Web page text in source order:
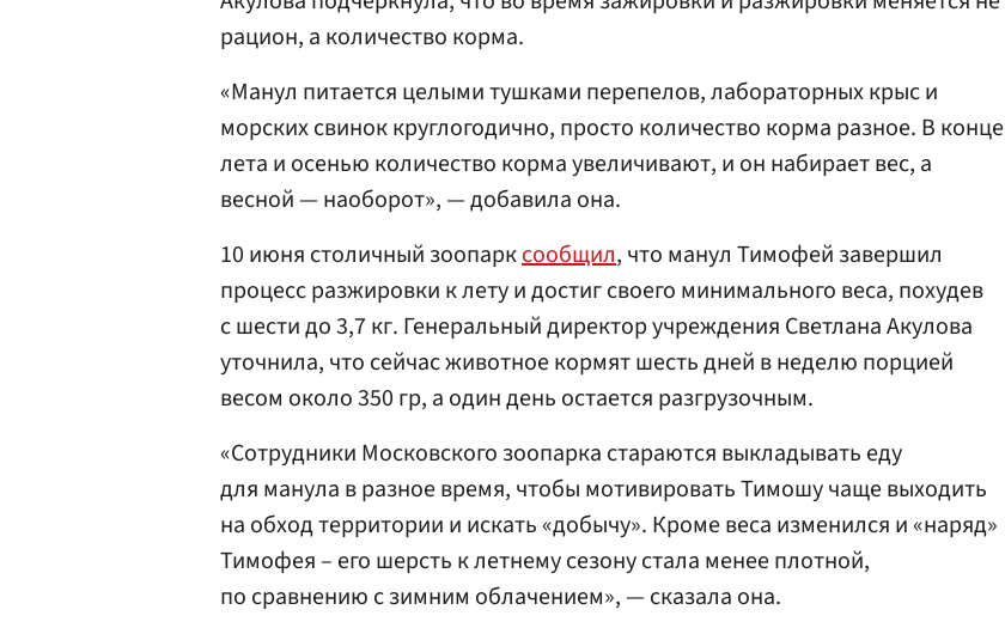
рацион, а количество корма.
«Манул питается целыми тушками перепелов, лабораторных крыс и
морских свинок круглогодично, просто количество корма разное. В конце
лета и осенью количество корма увеличивают, и он набирает вес, а
весной — наоборот», — добавила она.
10 июня столичный зоопарксообщил, что манул Тимофей завершил
процесс разжировки к лету и достиг своего минимального веса, похудев
с шести до 3,7 кг. Генеральный директор учреждения Светлана Акулова
уточнила, что сейчас животное кормят шесть дней в неделю порцией
весом около 350 гр, а один день остается разгрузочным.
«Сотрудники Московского зоопарка стараются выкладывать еду
для манула в разное время, чтобы мотивировать Тимошу чаще выходить
на обход территории и искать «добычу». Кроме веса изменился и «наряд»
Тимофея – его шерсть к летнему сезону стала менее плотной,
по сравнению с зимним облачением», — сказала она.